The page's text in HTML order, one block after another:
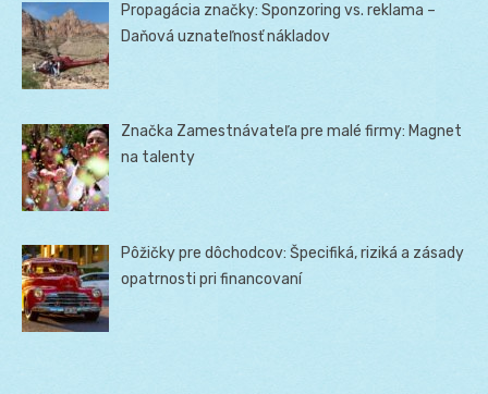
Propagácia značky: Sponzoring vs. reklama –
Daňová uznateľnosť nákladov
Značka Zamestnávateľa pre malé firmy: Magnet
na talenty
Pôžičky pre dôchodcov: Špecifiká, riziká a zásady
opatrnosti pri financovaní